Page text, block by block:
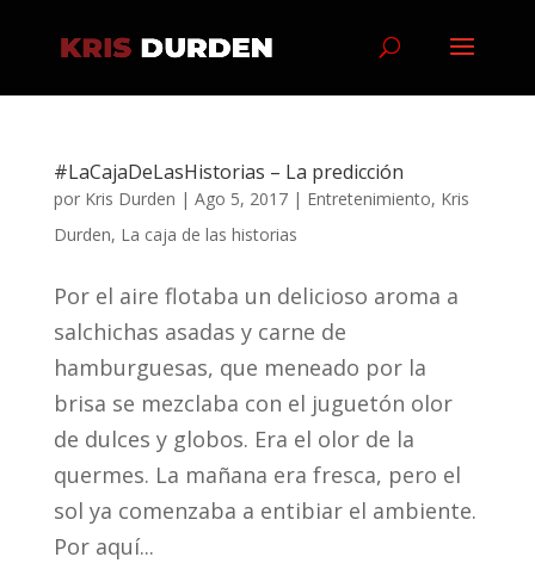
#LaCajaDeLasHistorias – La predicción
por Kris Durden | Ago 5, 2017| Entretenimiento, Kris
Durden, La caja de las historias
Por el aire flotaba un delicioso aroma a
salchichas asadas y carne de
hamburguesas, que meneado por la
brisa se mezclaba con el juguetón olor
de dulces y globos. Era el olor de la
quermes. La mañana era fresca, pero el
sol ya comenzaba a entibiar el ambiente.
Por aquí...